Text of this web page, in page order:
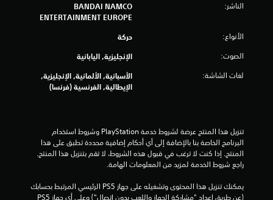
ي
ت
الناشر:
BANDAI NAMCO
ENTERTAINMENT EUROPE
الأنواع: حركة
الصوت: الإنجليزية, اليابانية
لغات الشاشة:
الأسبانية, الألمانية, الإنجليزية,
الإيطالية, الفرنسية (فرنسا)
راجع شروط الخدمة لمزيد من المعلومات الهامة.